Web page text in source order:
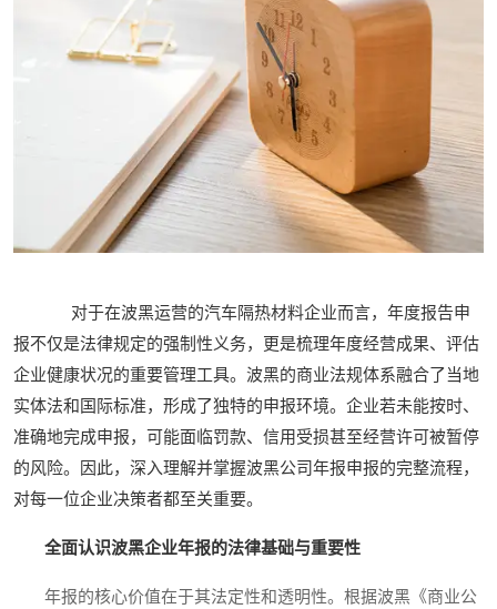
对于在波黑运营的汽车隔热材料企业而言，年度报告申
报不仅是法律规定的强制性义务，更是梳理年度经营成果、评估
企业健康状况的重要管理工具。波黑的商业法规体系融合了当地
实体法和国际标准，形成了独特的申报环境。企业若未能按时、
准确地完成申报，可能面临罚款、信用受损甚至经营许可被暂停
的风险。因此，深入理解并掌握波黑公司年报申报的完整流程，
对每一位企业决策者都至关重要。
全面认识波黑企业年报的法律基础与重要性
年报的核心价值在于其法定性和透明性。根据波黑《商业公